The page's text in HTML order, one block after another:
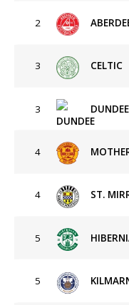
2
3 CELTIC
3 DUNDEE
4
4 ST.
5
5